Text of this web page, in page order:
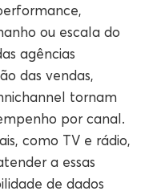
ou escala do
agências
das vendas,
tornam
por canal.
como TV e rádio,
a essas
de dados